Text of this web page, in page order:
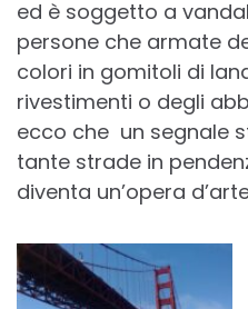
ed è soggetto a
persone che armate
colori in gomitoli di
rivestimenti o degli
ecco che un segnale
tante strade in
diventa un’opera